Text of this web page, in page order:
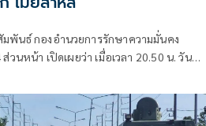
พันธ์ กองอำนวยการรักษาความมั่นคง
วนหน้า เปิดเผยว่า เมื่อเวลา 20.50 น. วันที่
ะ อาแว อดีตผู้ช่วยผู้ใหญ่บ้านหมู่ที่ 5